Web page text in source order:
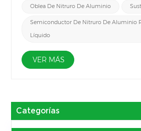
refrigeración están en el mismo lado y
anillos de sellado.Por lo tanto, nuestro
aplicaciones que requieren una
grandes.
Oblea De Nitruro De Aluminio
Semiconductor De Nitruro De Aluminio
Líquido
VER MÁS
Categorías